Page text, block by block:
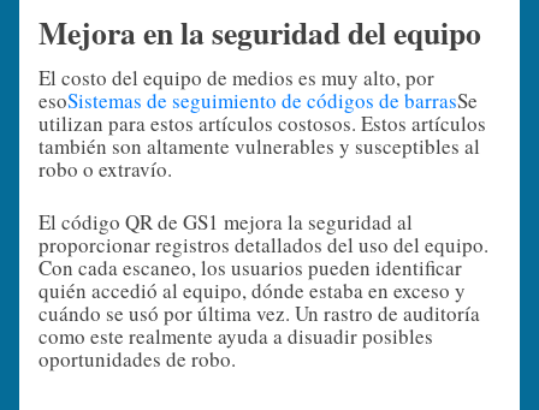
Mejora en la seguridad del equipo
El costo del equipo de medios es muy alto, por
esoSistemas de seguimiento de códigos de barrasSe
utilizan para estos artículos costosos. Estos artículos
también son altamente vulnerables y susceptibles al
robo o extravío.
El código QR de GS1 mejora la seguridad al
proporcionar registros detallados del uso del equipo.
Con cada escaneo, los usuarios pueden identificar
quién accedió al equipo, dónde estaba en exceso y
cuándo se usó por última vez. Un rastro de auditoría
como este realmente ayuda a disuadir posibles
oportunidades de robo.